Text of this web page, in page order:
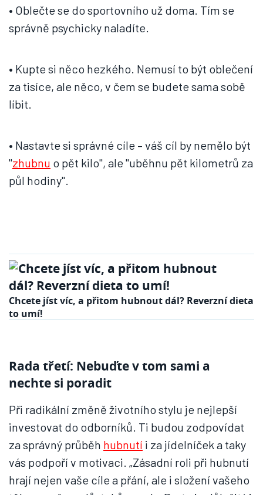
• Oblečte se do sportovního už doma. Tím se
správně psychicky naladíte.
• Kupte si něco hezkého. Nemusí to být oblečení
za tisíce, ale něco, v čem se budete sama sobě
líbit.
• Nastavte si správné cíle – váš cíl by nemělo být
"zhubnu o pět kilo", ale "uběhnu pět kilometrů za
půl hodiny".
Chcete jíst víc, a přitom hubnout dál? Reverzní dieta
to umí!
Rada třetí: Nebuďte v tom sami a
nechte si poradit
Při radikální změně životního stylu je nejlepší
investovat do odborníků. Ti budou zodpovídat
za správný průběh hubnutí i za jídelníček a taky
vás podpoří v motivaci. „Zásadní roli při hubnutí
hrají nejen vaše cíle a přání, ale i složení vašeho